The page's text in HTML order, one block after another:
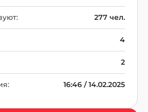
277 чел.
4
2
16:46 / 14.02.2025